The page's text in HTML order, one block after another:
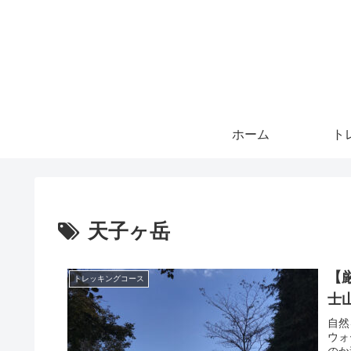
ホーム
天子ヶ岳
トレッキングコース
士
自
ウ